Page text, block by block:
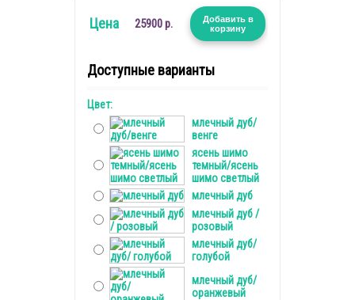
Цена 25900 р.
Добавить в
корзину
Доступные варианты
Цвет:
млечный дуб/
венге
ясень шимо
темный/ясень
шимо светлый
млечный дуб
млечный дуб /
розовый
млечный дуб/
голубой
млечный дуб/
оранжевый